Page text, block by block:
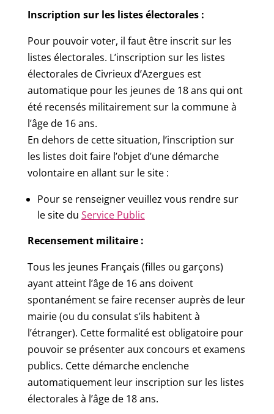
Inscription sur les listes électorales :
Pour pouvoir voter, il faut être inscrit sur les
listes électorales. L’inscription sur les listes
électorales de Civrieux d’Azergues est
automatique pour les jeunes de 18 ans qui ont
été recensés militairement sur la commune à
l’âge de 16 ans.
En dehors de cette situation, l’inscription sur
les listes doit faire l’objet d’une démarche
volontaire en allant sur le site :
Pour se renseigner veuillez vous rendre sur
le site du Service Public
Recensement militaire :
Tous les jeunes Français (filles ou garçons)
ayant atteint l’âge de 16 ans doivent
spontanément se faire recenser auprès de leur
mairie (ou du consulat s’ils habitent à
l’étranger). Cette formalité est obligatoire pour
pouvoir se présenter aux concours et examens
publics. Cette démarche enclenche
automatiquement leur inscription sur les listes
électorales à l’âge de 18 ans.